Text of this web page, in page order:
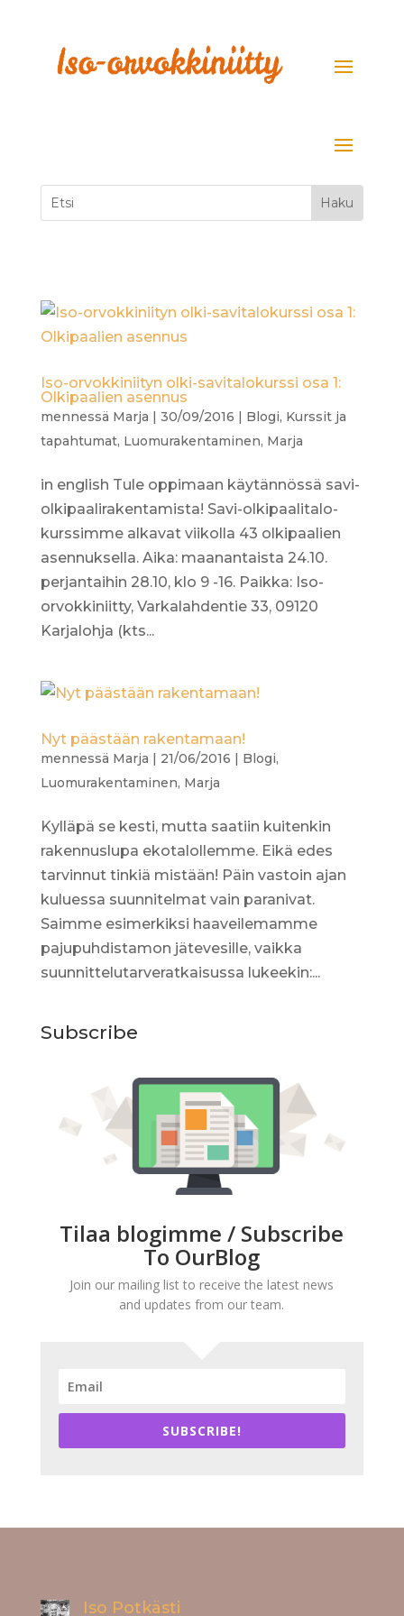
Iso-orvokkiniityn olki-savitalokurssi osa 1:
Olkipaalien asennus
mennessä Marja | 30/09/2016 | Blogi, Kurssit ja
tapahtumat, Luomurakentaminen, Marja
in english Tule oppimaan käytännössä savi-
olkipaalirakentamista! Savi-olkipaalitalo-
kurssimme alkavat viikolla 43 olkipaalien
asennuksella. Aika: maanantaista 24.10.
perjantaihin 28.10, klo 9 -16. Paikka: Iso-
orvokkiniitty, Varkalahdentie 33, 09120
Karjalohja (kts...
Nyt päästään rakentamaan!
mennessä Marja | 21/06/2016 | Blogi,
Luomurakentaminen, Marja
Kylläpä se kesti, mutta saatiin kuitenkin
rakennuslupa ekotalollemme. Eikä edes
tarvinnut tinkiä mistään! Päin vastoin ajan
kuluessa suunnitelmat vain paranivat.
Saimme esimerkiksi haaveilemamme
pajupuhdistamon jätevesille, vaikka
suunnittelutarveratkaisussa lukeekin:...
Subscribe
Tilaa blogimme / Subscribe
To OurBlog
Join our mailing list to receive the latest news
and updates from our team.
SUBSCRIBE!
Iso Potkästi